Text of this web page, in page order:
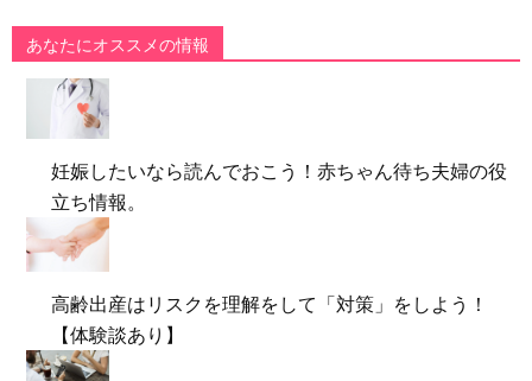
あなたにオススメの情報
妊娠したいなら読んでおこう！赤ちゃん待ち夫婦の役
立ち情報。
高齢出産はリスクを理解をして「対策」をしよう！
【体験談あり】